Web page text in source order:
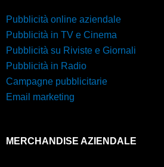
Pubblicità online aziendale
Pubblicità in TV e Cinema
Pubblicità su Riviste e Giornali
Pubblicità in Radio
Campagne pubblicitarie
Email marketing
MERCHANDISE AZIENDALE